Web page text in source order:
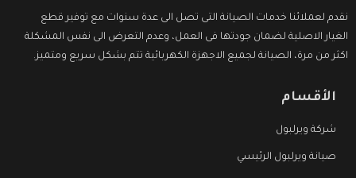
نقدم لعملائنا خدمات الصيانة التى تصل الى عدة سنوات مع توفير قطع
الغيار الاصلية لضمان جودتها فى العمل، وعدم التعرض الى نفس المشكلة
اكثر من مرة، الصيانة لجميع الاجهزة الكهربائية تتم بشكل سريع ومتميز.
الأقسام
شركة ويرلبول
صيانة ويرلبول الرئيسي